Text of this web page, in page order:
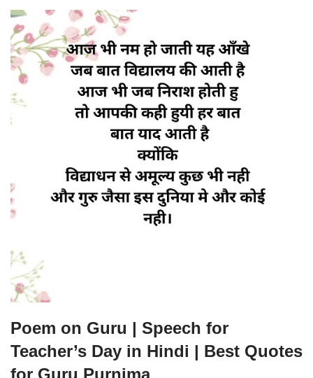
Poem on Guru | Speech for
Teacher’s Day in Hindi | Best Quotes
for Guru Purnima